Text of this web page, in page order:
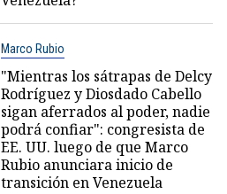
Marco Rubio
"Mientras los sátrapas de Delcy
Rodríguez y Diosdado Cabello
sigan aferrados al poder, nadie
podrá confiar": congresista de
EE. UU. luego de que Marco
Rubio anunciara inicio de
transición en Venezuela